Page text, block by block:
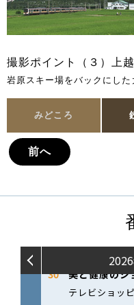
撮影ポイント（３）上
岩原スキー場をバックにした
みどころ
前へ